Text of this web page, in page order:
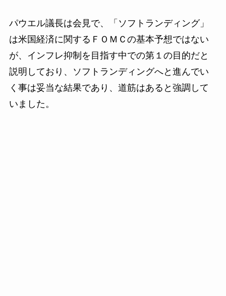
パウエル議長は会見で、「ソフトランディング」
は米国経済に関するＦＯＭＣの基本予想ではない
が、インフレ抑制を目指す中での第１の目的だと
説明しており、ソフトランディングへと進んでい
く事は妥当な結果であり、道筋はあると強調して
いました。